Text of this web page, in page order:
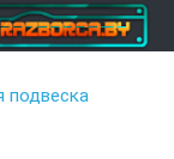
подвеска